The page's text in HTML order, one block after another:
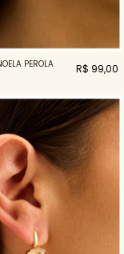
PEROLA R$ 99,00